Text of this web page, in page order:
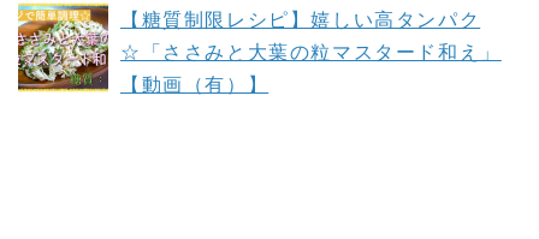
【糖質制限レシピ】嬉しい高タンパク
☆「ささみと大葉の粒マスタード和え」
【動画（有）】